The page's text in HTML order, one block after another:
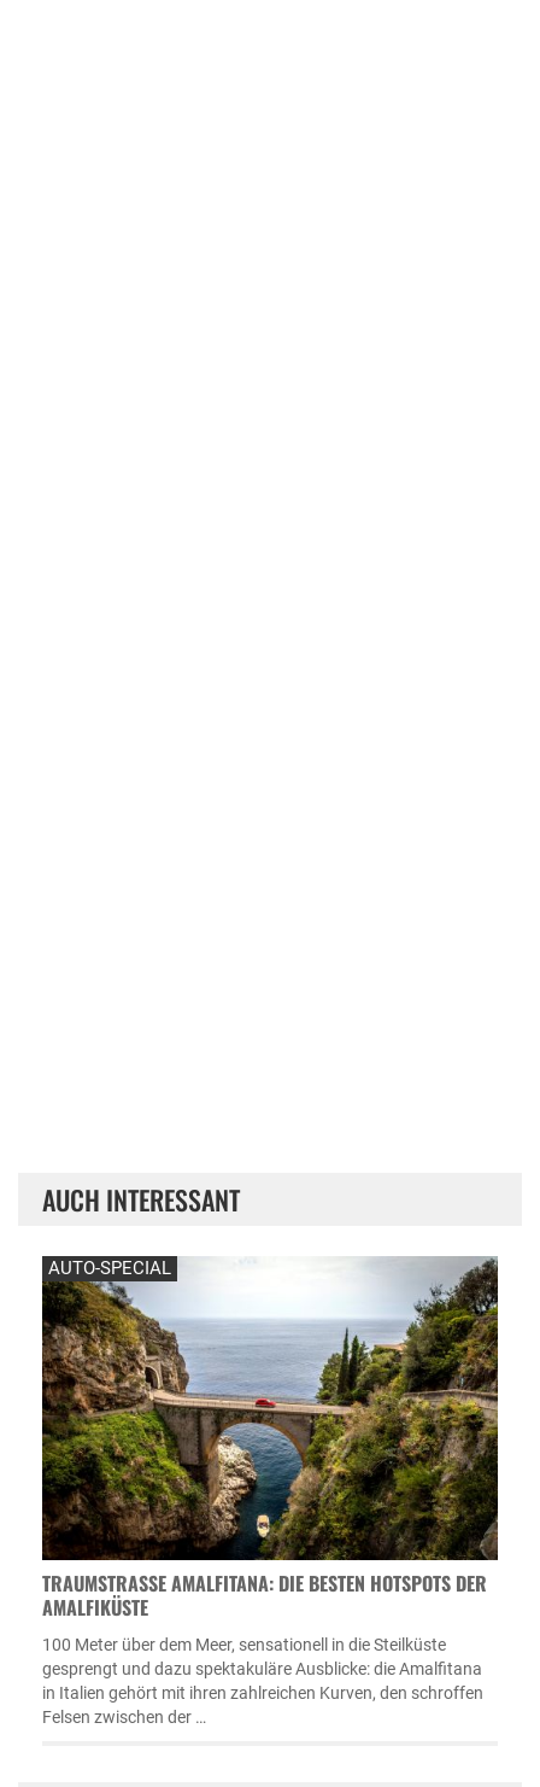
AUCH INTERESSANT
AUTO-SPECIAL
TRAUMSTRASSE AMALFITANA: DIE BESTEN HOTSPOTS DER A
MALFIKÜSTE
100 Meter über dem Meer, sensationell in die Steilküste
gesprengt und dazu spektakuläre Ausblicke: die Amalfitana
in Italien gehört mit ihren zahlreichen Kurven, den schroffen
Felsen zwischen der …